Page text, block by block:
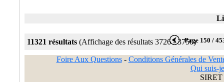
11321 résultats (Affichage des résultats 3726 - 3750)Page 150 /
Foire Aux Questions- Conditions Générales de
Qui suis-
SIRET